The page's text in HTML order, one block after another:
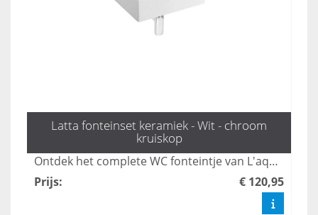
Latta fonteinset keramiek - Wit - chroom
kruiskop
Ontdek het complete WC fonteintje van L'aqua, inclusief de elegante Latta fonteinset met een zilveren kruiskop kraan en sifon. Perfect voor elke toiletruimte, biedt dit fonteintje een stijlvolle en praktische oplossing. Bestel nu snel voor de mooiste toilet fonteintjes en geef jouw badkamer een upgrade.
Prijs: € 120,95